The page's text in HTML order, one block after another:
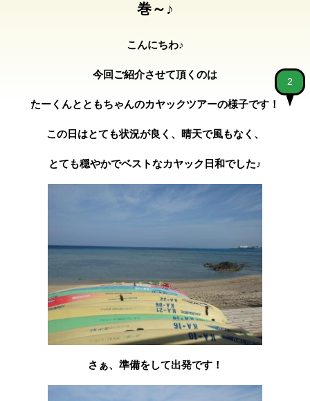
巻～♪
2
こんにちわ♪
今回ご紹介させて頂くのは
たーくんとともちゃんのカヤックツアーの様子です！
この日はとても状況が良く、晴天で風もなく、
とても穏やかでベストなカヤック日和でした♪
さぁ、準備をして出発です！